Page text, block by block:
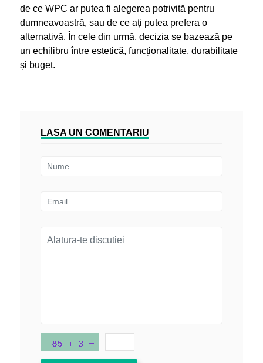
de ce WPC ar putea fi alegerea potrivită pentru
dumneavoastră, sau de ce ați putea prefera o
alternativă. În cele din urmă, decizia se bazează pe
un echilibru între estetică, funcționalitate, durabilitate
și buget.
LASA UN COMENTARIU